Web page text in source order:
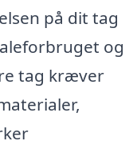
på dit tag
og
tag kræver